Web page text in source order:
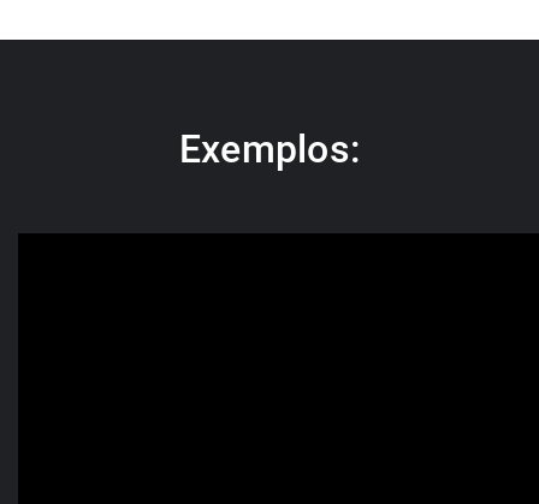
Exemplos: